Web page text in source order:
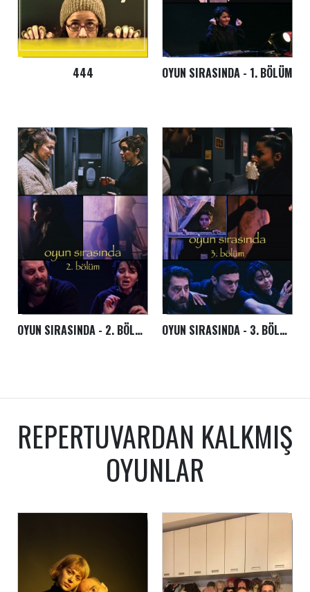
444 OYUN SIRASINDA - 1. BÖLÜM
OYUN SIRASINDA - 2. BÖLÜM OYUN SIRASINDA - 3. BÖLÜM
REPERTUVARDAN KALKMIŞ
OYUNLAR